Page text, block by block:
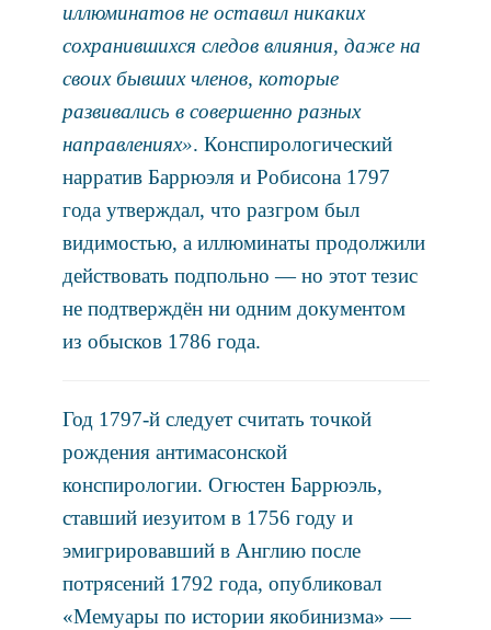
иллюминатов не оставил никаких
сохранившихся следов влияния, даже на
своих бывших членов, которые
развивались в совершенно разных
направлениях». Конспирологический
нарратив Баррюэля и Робисона 1797
года утверждал, что разгром был
видимостью, а иллюминаты продолжили
действовать подпольно — но этот тезис
не подтверждён ни одним документом
из обысков 1786 года.
Год 1797-й следует считать точкой
рождения антимасонской
конспирологии. Огюстен Баррюэль,
ставший иезуитом в 1756 году и
эмигрировавший в Англию после
потрясений 1792 года, опубликовал
«Мемуары по истории якобинизма» —